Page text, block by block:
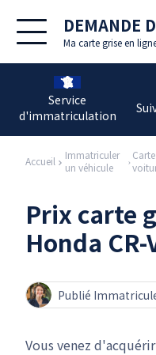
DEMANDE
Ma carte grise en
Service
d'immatriculation
Accueil
Immatriculer
un véhicule
Prix carte
Honda CR-
Publié
Vous venez